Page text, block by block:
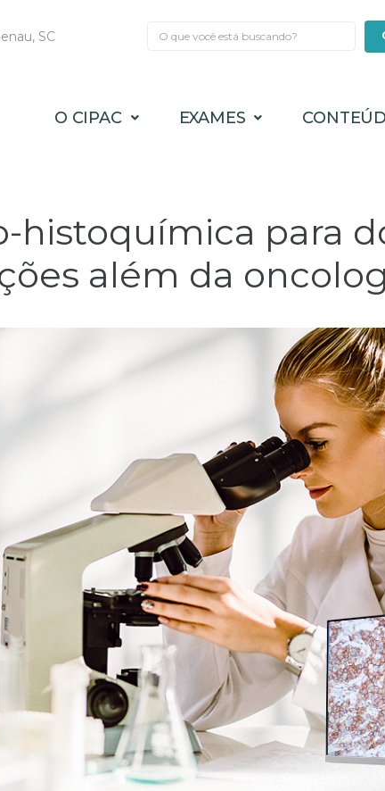
SC
O CIPAC EXAMES
histoquímica para
além da